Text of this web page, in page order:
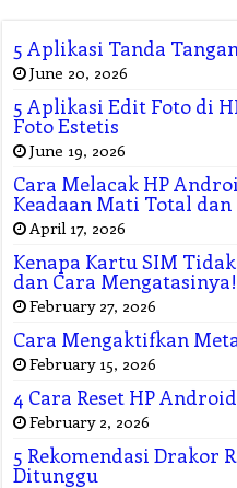
5 Aplikasi Tanda
June 20, 2026
5 Aplikasi Edit Foto di
Foto Estetis
June 19, 2026
Cara Melacak HP
Keadaan Mati Total
April 17, 2026
Kenapa Kartu SIM
dan Cara Mengatasinya!
February 27, 2026
Cara Mengaktifkan
February 15, 2026
4 Cara Reset HP
February 2, 2026
5 Rekomendasi Drakor
Ditunggu